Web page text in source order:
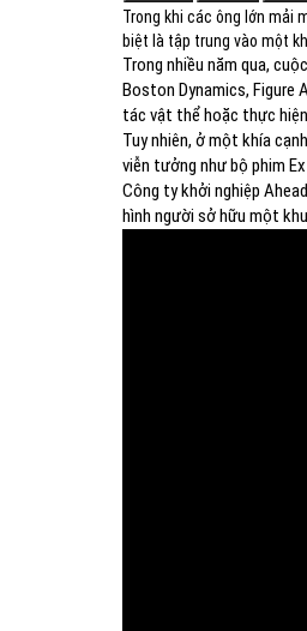
Trong khi các ông lớn mải
biệt là tập trung vào một
Trong nhiều năm qua,
Boston Dynamics, Figure
tác vật thể hoặc thực
Tuy nhiên, ở một khía
viễn tưởng như bộ phim
Công ty khởi nghiệp
hình người sở hữu một